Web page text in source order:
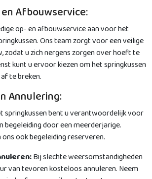
Afbouwservice:
op- en afbouwservice aan voor het
Ons team zorgt voor een veilige
zodat u zich nergens zorgen over hoeft te
kunt u ervoor kiezen om het springkussen
te breken.
Annulering:
springkussen bent u verantwoordelijk voor
door een meerderjarige.
ook begeleiding reserveren.
Bij slechte weersomstandigheden
van tevoren kosteloos annuleren. Neem